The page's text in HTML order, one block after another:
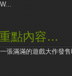
點內容…
張滿滿的遊戲大作發